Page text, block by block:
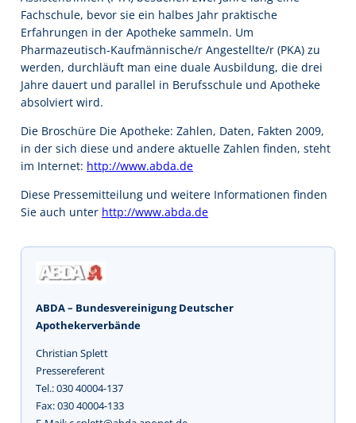
Fachschule, bevor sie ein halbes Jahr praktische
Erfahrungen in der Apotheke sammeln. Um
Pharmazeutisch-Kaufmännische/r Angestellte/r (PKA) zu
werden, durchläuft man eine duale Ausbildung, die drei
Jahre dauert und parallel in Berufsschule und Apotheke
absolviert wird.
Die Broschüre Die Apotheke: Zahlen, Daten, Fakten 2009,
in der sich diese und andere aktuelle Zahlen finden, steht
im Internet: http://www.abda.de
Diese Pressemitteilung und weitere Informationen finden
Sie auch unter http://www.abda.de
ABDA – Bundesvereinigung Deutscher
Apothekerverbände
Christian Splett
Pressereferent
Tel.: 030 40004-137
Fax: 030 40004-133